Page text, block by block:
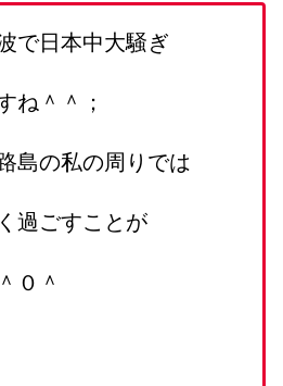
で日本中大騒ぎ
ね＾＾；
島の私の周りでは
過ごすことが
０＾